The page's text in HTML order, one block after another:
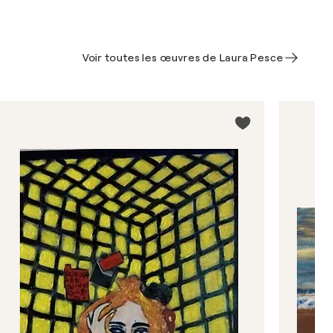
Voir toutes les œuvres de Laura Pesce